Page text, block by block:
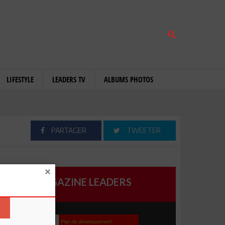
LIFESTYLE LEADERS TV ALBUMS PHOTOS
PARTAGER TWEETER
MAGAZINE LEADERS